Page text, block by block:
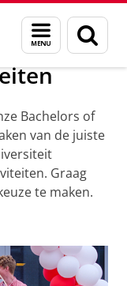
Menu
en
zoeken
Bachelors of
van de juiste
Graag
te maken.